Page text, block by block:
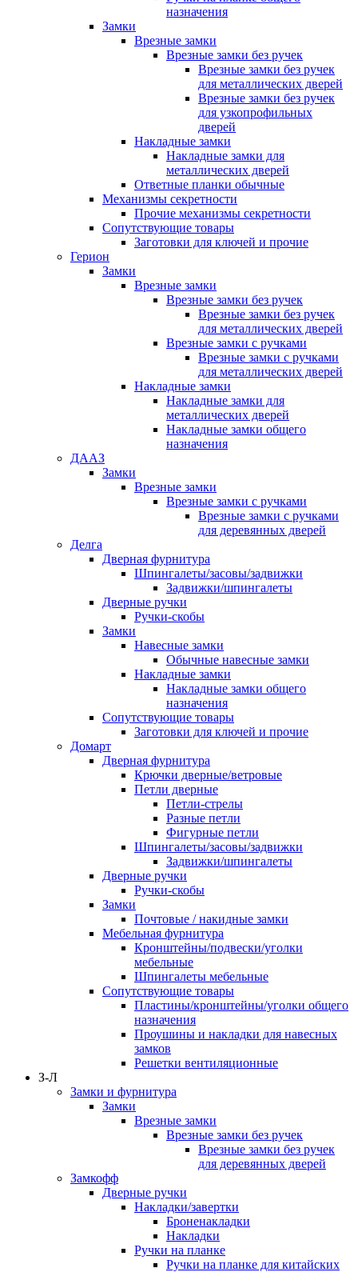
назначения
Замки
Врезные замки
Врезные замки без ручек
Врезные замки без ручек
для металлических дверей
Врезные замки без ручек
для узкопрофильных
дверей
Накладные замки
Накладные замки для
металлических дверей
Ответные планки обычные
Механизмы секретности
Прочие механизмы секретности
Сопутствующие товары
Заготовки для ключей и прочие
Герион
Замки
Врезные замки
Врезные замки без ручек
Врезные замки без ручек
для металлических дверей
Врезные замки с ручками
Врезные замки с ручками
для металлических дверей
Накладные замки
Накладные замки для
металлических дверей
Накладные замки общего
назначения
ДААЗ
Замки
Врезные замки
Врезные замки с ручками
Врезные замки с ручками
для деревянных дверей
Делга
Дверная фурнитура
Шпингалеты/засовы/задвижки
Задвижки/шпингалеты
Дверные ручки
Ручки-скобы
Замки
Навесные замки
Обычные навесные замки
Накладные замки
Накладные замки общего
назначения
Сопутствующие товары
Заготовки для ключей и прочие
Домарт
Дверная фурнитура
Крючки дверные/ветровые
Петли дверные
Петли-стрелы
Разные петли
Фигурные петли
Шпингалеты/засовы/задвижки
Задвижки/шпингалеты
Дверные ручки
Ручки-скобы
Замки
Почтовые / накидные замки
Мебельная фурнитура
Кронштейны/подвески/уголки
мебельные
Шпингалеты мебельные
Сопутствующие товары
Пластины/кронштейны/уголки общего
назначения
Проушины и накладки для навесных
замков
Решетки вентиляционные
З-Л
Замки и фурнитура
Замки
Врезные замки
Врезные замки без ручек
Врезные замки без ручек
для деревянных дверей
Замкофф
Дверные ручки
Накладки/завертки
Броненакладки
Накладки
Ручки на планке
Ручки на планке для китайских